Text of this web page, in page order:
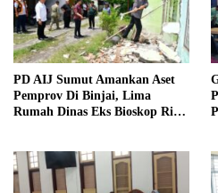
PD AIJ Sumut Amankan Aset
Pemprov Di Binjai, Lima
Rumah Dinas Eks Bioskop Ria